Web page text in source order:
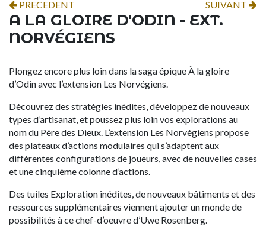
PRECEDENT SUIVANT
A LA GLOIRE D'ODIN - EXT.
NORVÉGIENS
Plongez encore plus loin dans la saga épique À la gloire
d’Odin avec l’extension Les Norvégiens.
Découvrez des stratégies inédites, développez de nouveaux
types d’artisanat, et poussez plus loin vos explorations au
nom du Père des Dieux. L’extension Les Norvégiens propose
des plateaux d’actions modulaires qui s’adaptent aux
différentes configurations de joueurs, avec de nouvelles cases
et une cinquième colonne d’actions.
Des tuiles Exploration inédites, de nouveaux bâtiments et des
ressources supplémentaires viennent ajouter un monde de
possibilités à ce chef-d’oeuvre d’Uwe Rosenberg.